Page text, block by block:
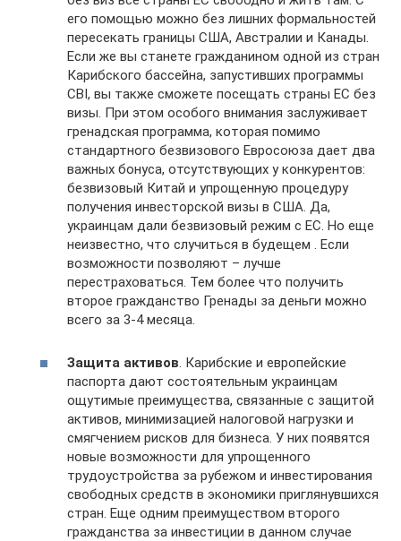
его помощью можно без лишних формальностей
пересекать границы США, Австралии и Канады.
Если же вы станете гражданином одной из стран
Карибского бассейна, запустивших программы
CBI, вы также сможете посещать страны ЕС без
визы. При этом особого внимания заслуживает
гренадская программа, которая помимо
стандартного безвизового Евросоюза дает два
важных бонуса, отсутствующих у конкурентов:
безвизовый Китай и упрощенную процедуру
получения инвесторской визы в США. Да,
украинцам дали безвизовый режим с ЕС. Но еще
неизвестно, что случиться в будещем . Если
возможности позволяют – лучше
перестраховаться. Тем более что получить
второе гражданство Гренады за деньги можно
всего за 3-4 месяца.
Защита активов . Карибские и европейские
паспорта дают состоятельным украинцам
ощутимые преимущества, связанные с защитой
активов, минимизацией налоговой нагрузки и
смягчением рисков для бизнеса. У них появятся
новые возможности для упрощенного
трудоустройства за рубежом и инвестирования
свободных средств в экономики приглянувшихся
стран. Еще одним преимуществом второго
гражданства за инвестиции в данном случае